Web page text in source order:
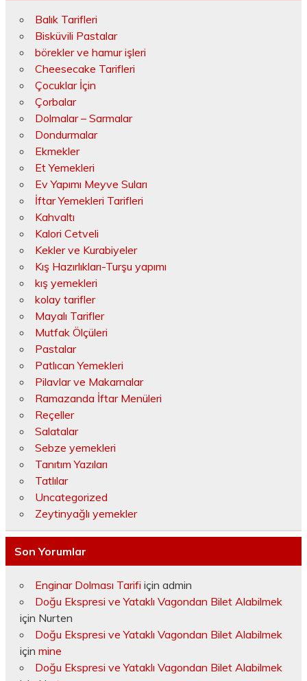
Balık Tarifleri
Bisküvili Pastalar
börekler ve hamur işleri
Cheesecake Tarifleri
Çocuklar İçin
Çorbalar
Dolmalar – Sarmalar
Dondurmalar
Ekmekler
Et Yemekleri
Ev Yapımı Meyve Suları
İftar Yemekleri Tarifleri
Kahvaltı
Kalori Cetveli
Kekler ve Kurabiyeler
Kış Hazırlıkları-Turşu yapımı
kış yemekleri
kolay tarifler
Mayalı Tarifler
Mutfak Ölçüleri
Pastalar
Patlıcan Yemekleri
Pilavlar ve Makarnalar
Ramazanda İftar Menüleri
Reçeller
Salatalar
Sebze yemekleri
Tanıtım Yazıları
Tatlılar
Uncategorized
Zeytinyağlı yemekler
Son Yorumlar
Enginar Dolması Tarifi için admin
Doğu Ekspresi ve Yataklı Vagondan Bilet Alabilmek
için Nurten
Doğu Ekspresi ve Yataklı Vagondan Bilet Alabilmek
için mine
Doğu Ekspresi ve Yataklı Vagondan Bilet Alabilmek